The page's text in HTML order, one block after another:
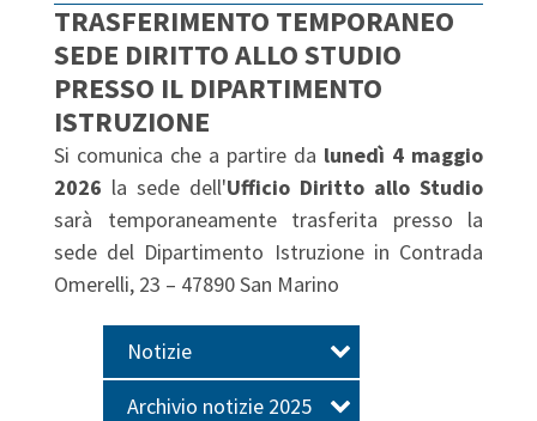
TRASFERIMENTO TEMPORANEO
SEDE DIRITTO ALLO STUDIO
PRESSO IL DIPARTIMENTO
ISTRUZIONE
Si comunica che a partire da lunedì 4 maggio
2026 la sede dell'Ufficio Diritto allo Studio
sarà temporaneamente trasferita presso la
sede del Dipartimento Istruzione in Contrada
Omerelli, 23 – 47890 San Marino
Notizie
Archivio notizie 2025